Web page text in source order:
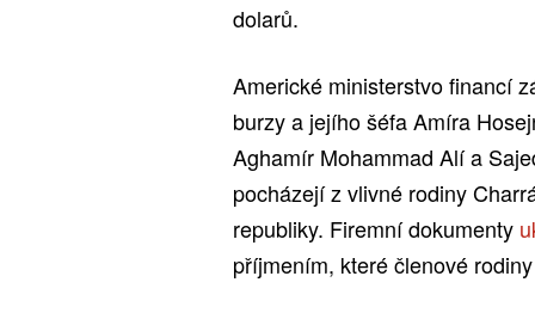
dolarů.
Americké ministerstvo financí
burzy a jejího šéfa Amíra
Aghamír Mohammad Alí a
pocházejí z vlivné rodiny
republiky. Firemní dokumenty
příjmením, které členové